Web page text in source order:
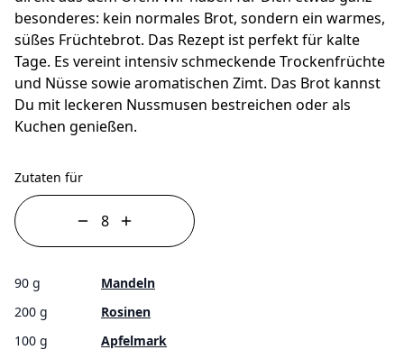
besonderes: kein normales Brot, sondern ein warmes,
süßes Früchtebrot. Das Rezept ist perfekt für kalte
Tage. Es vereint intensiv schmeckende Trockenfrüchte
und Nüsse sowie aromatischen Zimt. Das Brot kannst
Du mit leckeren Nussmusen bestreichen oder als
Kuchen genießen.
Zutaten für
90 g
Mandeln
200 g
Rosinen
100 g
Apfelmark